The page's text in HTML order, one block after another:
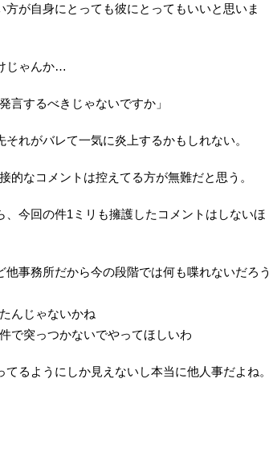
が自身にとっても彼にとってもいいと思いま
じゃんか…
言するべきじゃないですか」
れがバレて一気に炎上するかもしれない。
なコメントは控えてる方が無難だと思う。
今回の件1ミリも擁護したコメントはしないほ
事務所だから今の段階では何も喋れないだろう
んじゃないかね
で突っつかないでやってほしいわ
るようにしか見えないし本当に他人事だよね。